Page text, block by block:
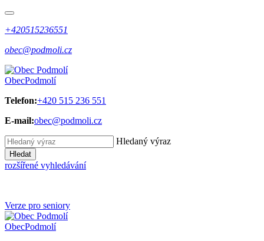
+420515236551
obec@podmoli.cz
ObecPodmolí
Telefon:+420 515 236 551
E-mail:obec@podmoli.cz
Hledaný výraz
Hledat
rozšířené vyhledávání
Verze pro seniory
ObecPodmolí